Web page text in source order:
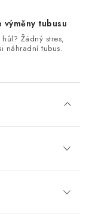
výměny tubusu
Žádný stres,
náhradní tubus.